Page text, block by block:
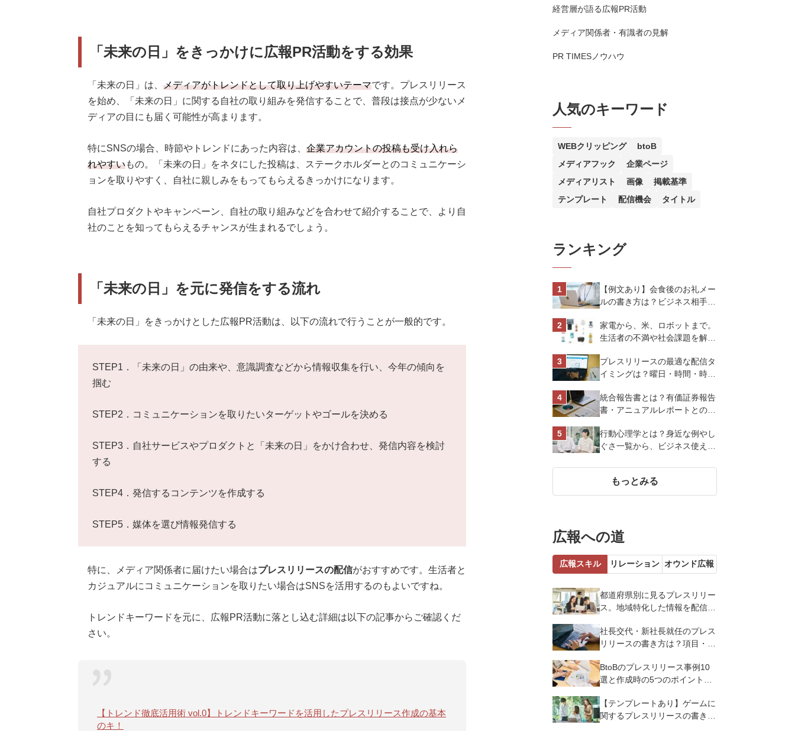
「未来の日」をきっかけに広報PR活動をする効果
「未来の日」は、 メディアがトレンドとして取り上げやすいテーマです。プレスリリース
を始め、「未来の日」に関する自社の取り組みを発信することで、普段は接点が少ないメ
ディアの目にも届く可能性が高まります。
特にSNSの場合、時節やトレンドにあった内容は、 企業アカウントの投稿も受け入れら
れやすいもの。「未来の日」をネタにした投稿は、ステークホルダーとのコミュニケーシ
ョンを取りやすく、自社に親しみをもってもらえるきっかけになります。
自社プロダクトやキャンペーン、自社の取り組みなどを合わせて紹介することで、より自
社のことを知ってもらえるチャンスが生まれるでしょう。
「未来の日」を元に発信をする流れ
「未来の日」をきっかけとした広報PR活動は、以下の流れで行うことが一般的です。
STEP1．「未来の日」の由来や、意識調査などから情報収集を行い、今年の傾向を
掴む
STEP2．コミュニケーションを取りたいターゲットやゴールを決める
STEP3．自社サービスやプロダクトと「未来の日」をかけ合わせ、発信内容を検討
する
STEP4．発信するコンテンツを作成する
STEP5．媒体を選び情報発信する
特に、メディア関係者に届けたい場合はプレスリリースの配信がおすすめです。生活者と
カジュアルにコミュニケーションを取りたい場合はSNSを活用するのもよいですね。
トレンドキーワードを元に、広報PR活動に落とし込む詳細は以下の記事からご確認くだ
さい。
【トレンド徹底活用術 vol.0】トレンドキーワードを活用したプレスリリース作成の基本
のキ！
経営層が語る広報PR活動
メディア関係者・有識者の見解
PR TIMESノウハウ
人気のキーワード
WEBクリッピング
btoB
メディアフック
企業ページ
メディアリスト
画像
掲載基準
テンプレート
配信機会 タイトル
ランキング
【例文あり】会食後のお礼メー
ルの書き方は？ビジネス相手に
トを解説
家電から、米、ロボットまで。
生活者の不満や社会課題を解決
スオーヤマ株式会社
プレスリリースの最適な配信タ
イミングは？曜日・時間・時期
化させよう
統合報告書とは？有価証券報告
書・アニュアルレポートとの違
行動心理学とは？身近な例やし
ぐさ一覧から、ビジネス使える
もっとみる
広報への道
広報スキル リレーション オウンド広報
都道府県別に見るプレスリリー
ス。地域特化した情報を配信す
社長交代・新社長就任のプレス
リリースの書き方は？項目・ポ
BtoBのプレスリリース事例10
選と作成時の5つのポイントを
【テンプレートあり】ゲームに
関するプレスリリースの書き方